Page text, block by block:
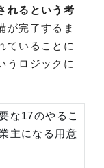
れるという考
が完了するま
ていることに
うロジックに
な17のやるこ
主になる用意